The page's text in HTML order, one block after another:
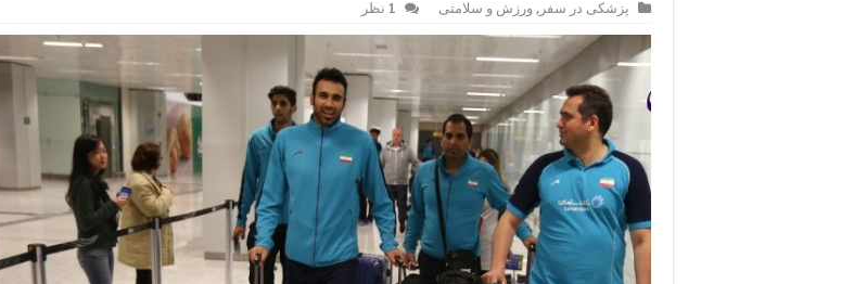
پزشکی در سفر ,ورزش و سلامتی 1 نظر